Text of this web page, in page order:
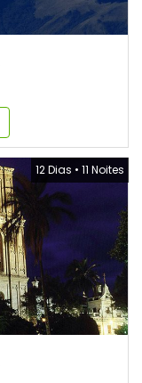
12 Dias • 11 Noites